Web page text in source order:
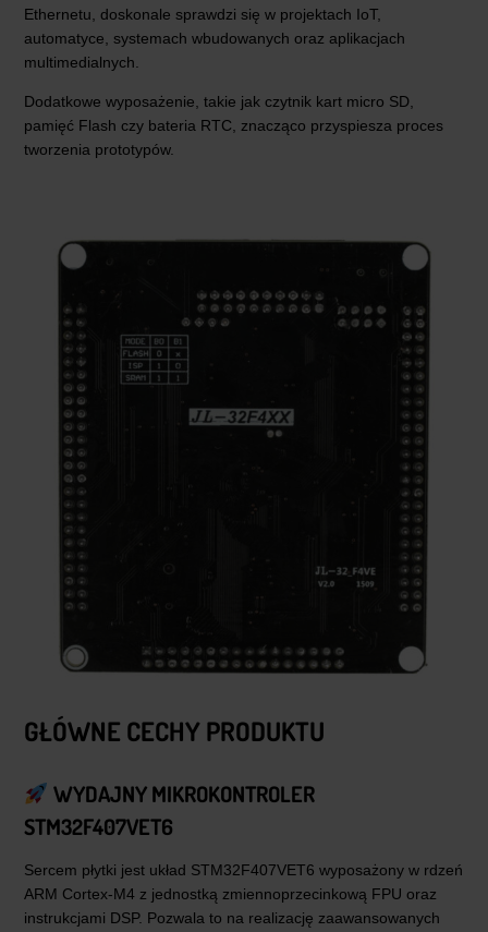
Ethernetu, doskonale sprawdzi się w projektach IoT,
automatyce, systemach wbudowanych oraz aplikacjach
multimedialnych.
Dodatkowe wyposażenie, takie jak czytnik kart micro SD,
pamięć Flash czy bateria RTC, znacząco przyspiesza proces
tworzenia prototypów.
GŁÓWNE CECHY PRODUKTU
WYDAJNY MIKROKONTROLER
STM32F407VET6
Sercem płytki jest układ STM32F407VET6 wyposażony w rdzeń
ARM Cortex-M4 z jednostką zmiennoprzecinkową FPU oraz
instrukcjami DSP. Pozwala to na realizację zaawansowanych